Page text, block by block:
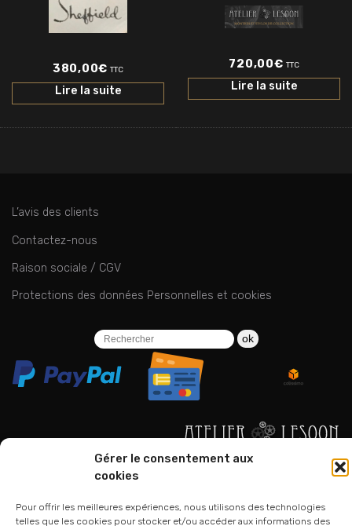
Gérer le consentement aux
cookies
Pour offrir les meilleures expériences, nous utilisons des technologies
telles que les cookies pour stocker et/ou accéder aux informations des
380,00€ TTC
Lire la suite
720,00€ TTC
Lire la suite
L’avis des clients
Contactez-nous
Raison sociale / CGV
Protections des données Personnelles et cookies
ok
06 24 94 44 05